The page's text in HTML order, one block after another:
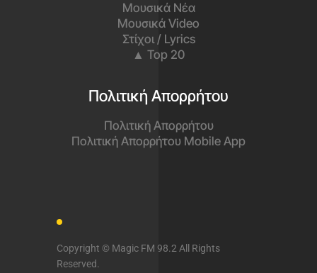
Μουσικά Νέα
Μουσικά Video
Στίχοι / Lyrics
▲ Top 20
Πολιτική Απορρήτου
Πολιτική Απορρήτου
Πολιτική Απορρήτου Mobile App
Copyright © Magic FM 98.2 All Rights
Reserved.